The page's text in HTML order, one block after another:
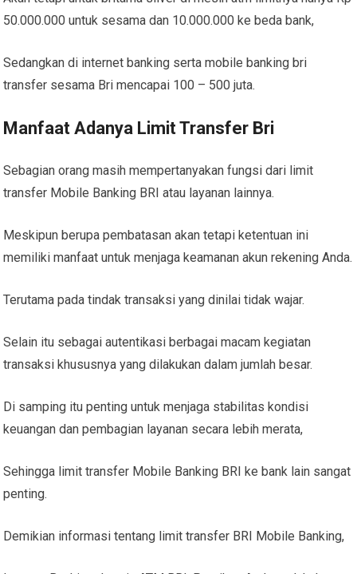
50.000.000 untuk sesama dan 10.000.000 ke beda bank,
Sedangkan di internet banking serta mobile banking bri
transfer sesama Bri mencapai 100 – 500 juta.
Manfaat Adanya Limit Transfer Bri
Sebagian orang masih mempertanyakan fungsi dari limit
transfer Mobile Banking BRI atau layanan lainnya.
Meskipun berupa pembatasan akan tetapi ketentuan ini
memiliki manfaat untuk menjaga keamanan akun rekening Anda.
Terutama pada tindak transaksi yang dinilai tidak wajar.
Selain itu sebagai autentikasi berbagai macam kegiatan
transaksi khususnya yang dilakukan dalam jumlah besar.
Di samping itu penting untuk menjaga stabilitas kondisi
keuangan dan pembagian layanan secara lebih merata,
Sehingga limit transfer Mobile Banking BRI ke bank lain sangat
penting.
Demikian informasi tentang limit transfer BRI Mobile Banking,